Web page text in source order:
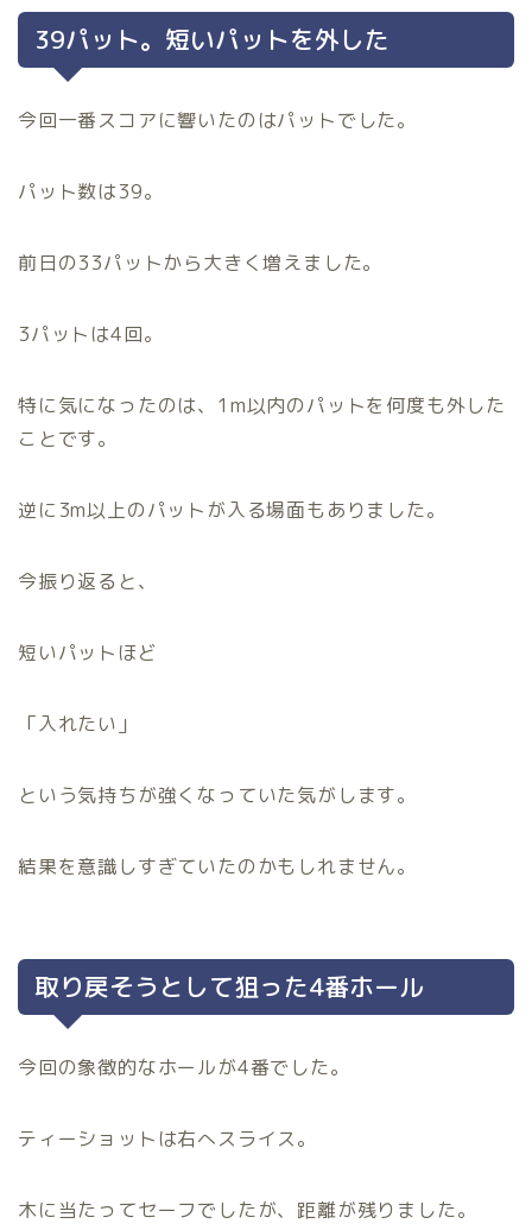
39パット。短いパットを外した
今回一番スコアに響いたのはパットでした。
パット数は39。
前日の33パットから大きく増えました。
3パットは4回。
特に気になったのは、1m以内のパットを何度も外した
ことです。
逆に3m以上のパットが入る場面もありました。
今振り返ると、
短いパットほど
「入れたい」
という気持ちが強くなっていた気がします。
結果を意識しすぎていたのかもしれません。
取り戻そうとして狙った4番ホール
今回の象徴的なホールが4番でした。
ティーショットは右へスライス。
木に当たってセーフでしたが、距離が残りました。